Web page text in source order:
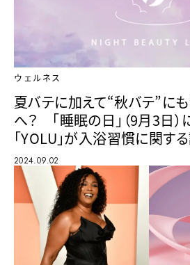
ウェルネス
夏バテに加えて“秋バテ”に
へ？ 「睡眠の日」（9月3日
「YOLU」が入浴習慣に関す
2024.09.02